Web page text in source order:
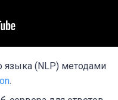
языка (NLP) методами
.